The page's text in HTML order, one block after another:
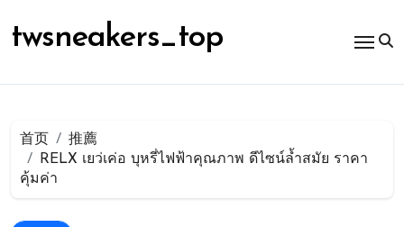
容
twsneakers_top
首页
推薦
RELX เยว่เค่อ บุหรี่ไฟฟ้าคุณภาพ ดีไซน์ล้ำสมัย ราคา
คุ้มค่า